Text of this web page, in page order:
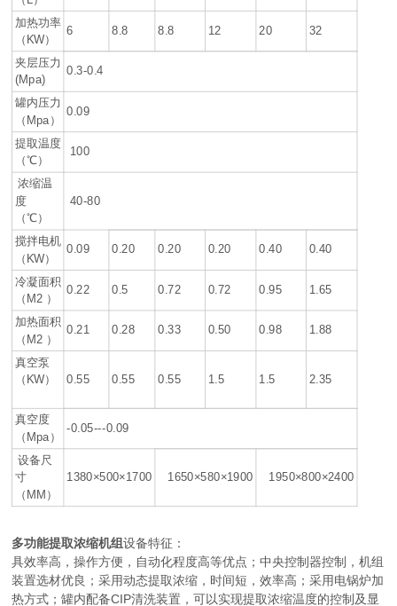
加热功率
（KW）
6 8.8 8.8 12 20 32
夹层压力
(Mpa)
0.3-0.4
罐内压力
（Mpa）
0.09
提取温度
（℃）
100
浓缩温
度
（℃）
40-80
搅拌电机
（KW）
0.09 0.20 0.20 0.20 0.40 0.40
冷凝面积
（M2 ）
0.22 0.5 0.72 0.72 0.95 1.65
加热面积
（M2 ）
0.21 0.28 0.33 0.50 0.98 1.88
真空泵
（KW）
0.55 0.55 0.55 1.5 1.5 2.35
真空度
（Mpa）
-0.05---0.09
设备尺
寸
（MM）
1380×500×1700 1650×580×1900 1950×800×2400
多功能提取浓缩机组设备特征：
具效率高，操作方便，自动化程度高等优点；中央控制器控制，机组
装置选材优良；采用动态提取浓缩，时间短，效率高；采用电锅炉加
热方式；罐内配备CIP清洗装置，可以实现提取浓缩温度的控制及显